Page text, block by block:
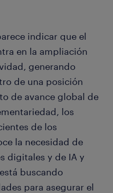
indicar que el
en la ampliación
generando
de una posición
de avance global de
los
de los
la necesidad de
digitales y de IA y
buscando
para asegurar el